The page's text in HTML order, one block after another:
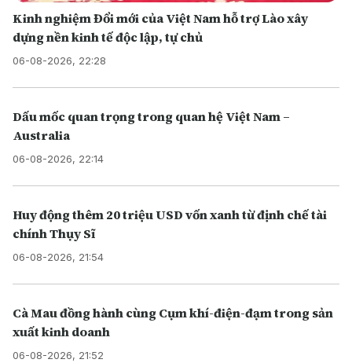
Kinh nghiệm Đổi mới của Việt Nam hỗ trợ Lào xây
dựng nền kinh tế độc lập, tự chủ
06-08-2026, 22:28
Dấu mốc quan trọng trong quan hệ Việt Nam –
Australia
06-08-2026, 22:14
Huy động thêm 20 triệu USD vốn xanh từ định chế tài
chính Thụy Sĩ
06-08-2026, 21:54
Cà Mau đồng hành cùng Cụm khí-điện-đạm trong sản
xuất kinh doanh
06-08-2026, 21:52